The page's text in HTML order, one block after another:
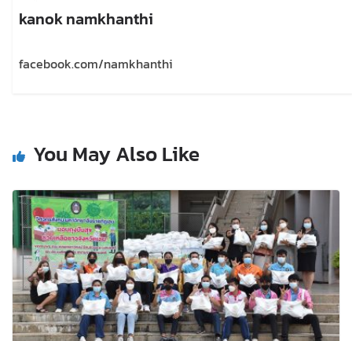
kanok namkhanthi
facebook.com/namkhanthi
You May Also Like